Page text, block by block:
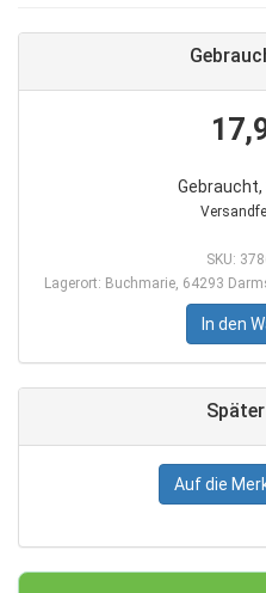
Gebraucht,
SKU:
Lagerort: Buchmarie, 64293
In den
Auf die